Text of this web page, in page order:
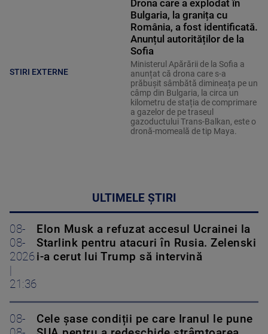
STIRI EXTERNE
Drona care a explodat în
Bulgaria, la granița cu
România, a fost identificată.
Anunțul autorităților de la
Sofia
Ministerul Apărării de la Sofia a
anunțat că drona care s-a
prăbușit sâmbătă dimineața pe un
câmp din Bulgaria, la circa un
kilometru de stația de comprimare
a gazelor de pe traseul
gazoductului Trans-Balkan, este o
dronă-momeală de tip Maya.
ULTIMELE ȘTIRI
08-
08-
2026
|
21:36
Elon Musk a refuzat accesul Ucrainei la
Starlink pentru atacuri în Rusia. Zelenski
i-a cerut lui Trump să intervină
08-
Cele șase condiții pe care Iranul le pune